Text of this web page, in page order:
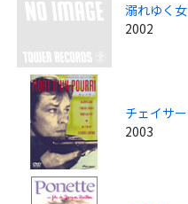
溺れゆく女
2002
チェイサー
2003